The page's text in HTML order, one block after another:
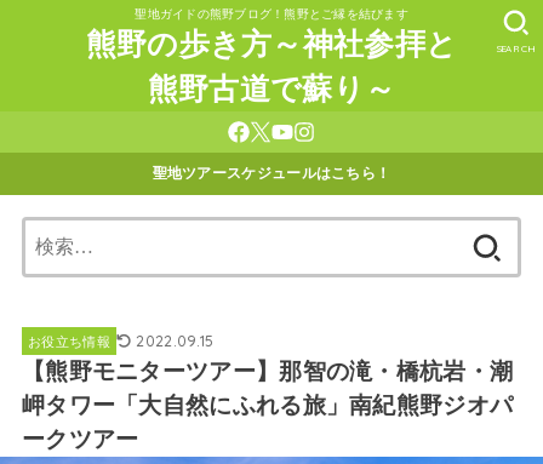
聖地ガイドの熊野ブログ！熊野とご縁を結びます
熊野の歩き方～神社参拝と
熊野古道で蘇り～
SEARCH
聖地ツアースケジュールはこちら！
索:
お役立ち情報 2022.09.15
【熊野モニターツアー】那智の滝・橋杭岩・潮
岬タワー「大自然にふれる旅」南紀熊野ジオパ
ークツアー